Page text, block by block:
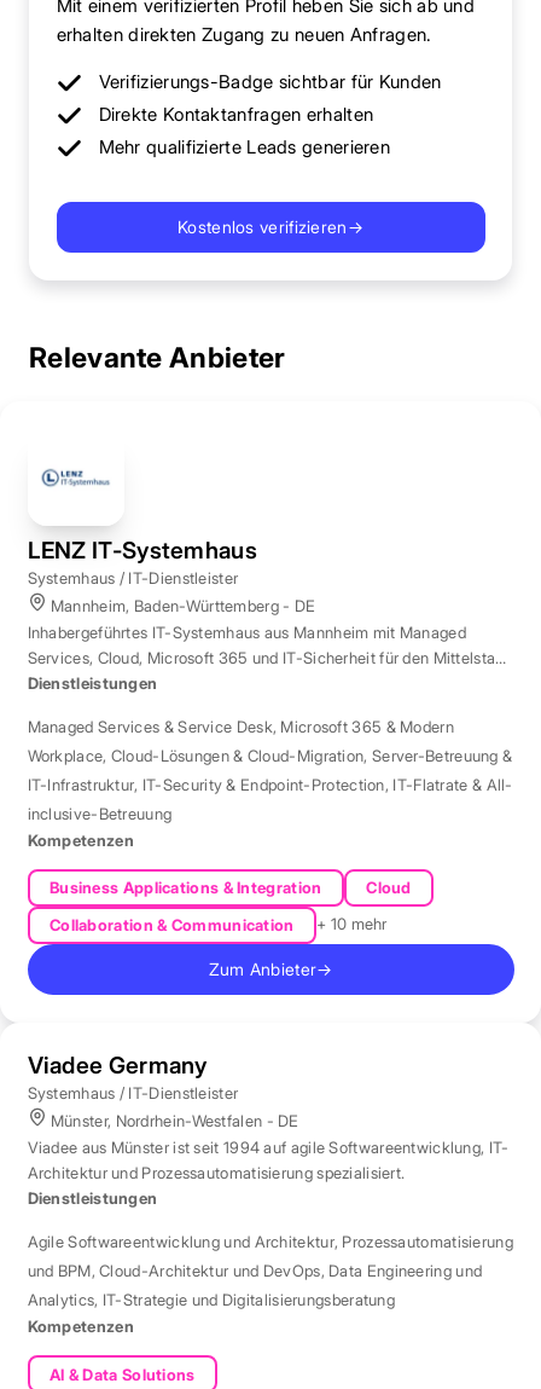
Mit einem verifizierten Profil heben Sie sich ab und
erhalten direkten Zugang zu neuen Anfragen.
Verifizierungs-Badge sichtbar für Kunden
Direkte Kontaktanfragen erhalten
Mehr qualifizierte Leads generieren
Kostenlos verifizieren→
Relevante Anbieter
LENZ IT-Systemhaus
Systemhaus / IT-Dienstleister
Mannheim, Baden-Württemberg - DE
Inhabergeführtes IT-Systemhaus aus Mannheim mit Managed
Services, Cloud, Microsoft 365 und IT-Sicherheit für den Mittelstand
der Region Rhein-Neckar.
Dienstleistungen
Managed Services & Service Desk, Microsoft 365 & Modern
Workplace, Cloud-Lösungen & Cloud-Migration, Server-Betreuung &
IT-Infrastruktur, IT-Security & Endpoint-Protection, IT-Flatrate & All-
inclusive-Betreuung
Kompetenzen
Business Applications & Integration
Cloud
Collaboration & Communication
+ 10 mehr
Zum Anbieter→
Viadee Germany
Systemhaus / IT-Dienstleister
Münster, Nordrhein-Westfalen - DE
Viadee aus Münster ist seit 1994 auf agile Softwareentwicklung, IT-
Architektur und Prozessautomatisierung spezialisiert.
Dienstleistungen
Agile Softwareentwicklung und Architektur, Prozessautomatisierung
und BPM,Cloud-Architektur und DevOps, Data Engineering und
Analytics, IT-Strategie und Digitalisierungsberatung
Kompetenzen
AI & Data Solutions